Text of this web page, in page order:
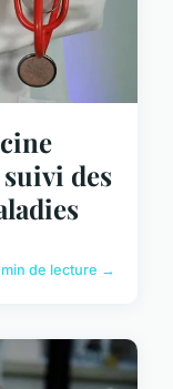
des
min de lecture →